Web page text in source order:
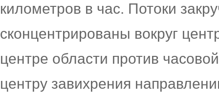
километров в час. Потоки
сконцентрированы вокруг
центре области против
центру завихрения